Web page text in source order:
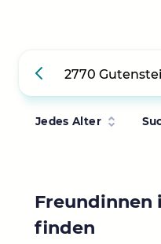
Jedes Alter
Freundinnen
finden